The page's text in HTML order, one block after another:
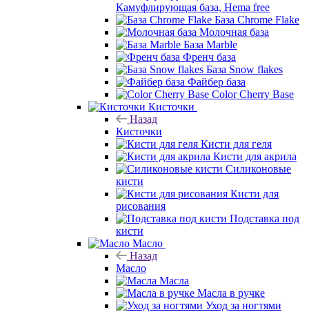
Камуфлирующая база, Hema free
База Chrome Flake
Молочная база
База Marble
Френч база
База Snow flakes
Файбер база
Color Cherry Base
Кисточки
Назад
Кисточки
Кисти для геля
Кисти для акрила
Силиконовые
кисти
Кисти для
рисования
Подставка под
кисти
Масло
Назад
Масло
Масла
Масла в ручке
Уход за ногтями